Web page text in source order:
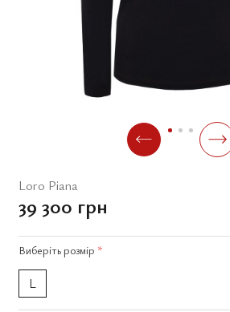
Loro Piana
39 300 грн
Виберіть розмір *
L